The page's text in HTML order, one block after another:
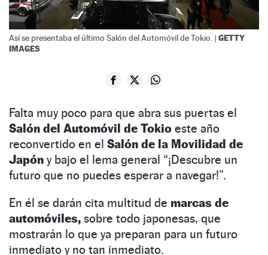
Así se presentaba el último Salón del Automóvil de Tokio. | GETTY
IMAGES
Falta muy poco para que abra sus puertas el
Salón del Automóvil de Tokio este año
reconvertido en el Salón de la Movilidad de
Japón y bajo el lema general “¡Descubre un
futuro que no puedes esperar a navegar!”.
En él se darán cita multitud de marcas de
automóviles, sobre todo japonesas, que
mostrarán lo que ya preparan para un futuro
inmediato y no tan inmediato.